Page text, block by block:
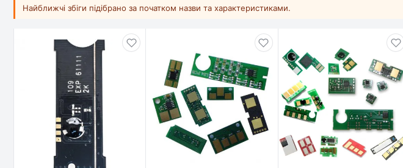
Найближчі збіги підібрано за початком назви та характеристиками.